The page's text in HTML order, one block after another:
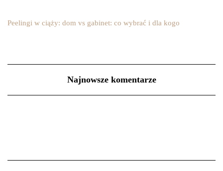
Peelingi w ciąży: dom vs gabinet: co wybrać i dla kogo
Najnowsze komentarze